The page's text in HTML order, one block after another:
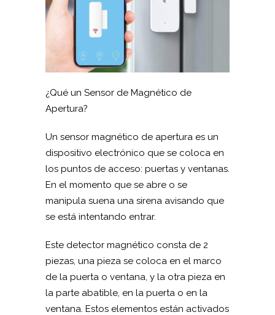
¿Qué un Sensor de Magnético de
Apertura?
Un sensor magnético de apertura es un
dispositivo electrónico que se coloca en
los puntos de acceso: puertas y ventanas.
En el momento que se abre o se
manipula suena una sirena avisando que
se está intentando entrar.
Este detector magnético consta de 2
piezas, una pieza se coloca en el marco
de la puerta o ventana, y la otra pieza en
la parte abatible, en la puerta o en la
ventana. Estos elementos están activados